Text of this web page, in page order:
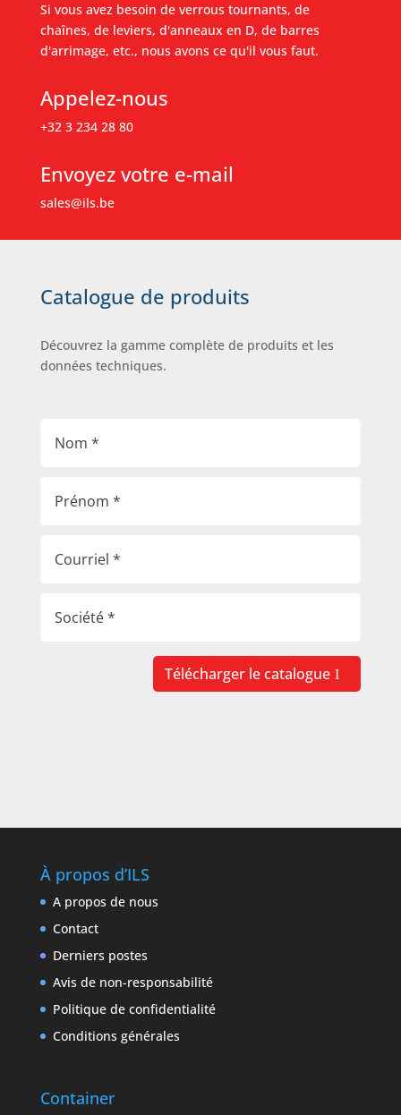
Si vous avez besoin de verrous tournants, de
chaînes, de leviers, d'anneaux en D, de barres
d'arrimage, etc., nous avons ce qu'il vous faut.
Appelez-nous
+32 3 234 28 80
Envoyez votre e-mail
sales@ils.be
Catalogue de produits
Découvrez la gamme complète de produits et les
données techniques.
Télécharger le catalogue
À propos d’ILS
A propos de nous
Contact
Derniers postes
Avis de non-responsabilité
Politique de confidentialité
Conditions générales
Container